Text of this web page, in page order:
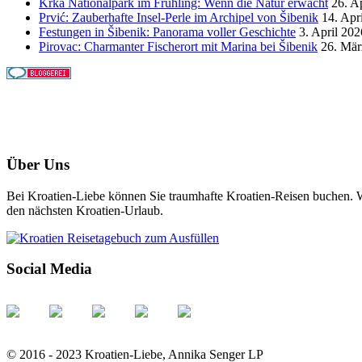
Krka Nationalpark im Frühling: Wenn die Natur erwacht 26.
Prvić: Zauberhafte Insel-Perle im Archipel von Šibenik 14.
Festungen in Šibenik: Panorama voller Geschichte 3. April
Pirovac: Charmanter Fischerort mit Marina bei Šibenik 26.
Über Uns
Bei Kroatien-Liebe können Sie traumhafte Kroatien-Reisen
den nächsten Kroatien-Urlaub.
Social Media
© 2016 - 2023 Kroatien-Liebe, Annika Senger LP